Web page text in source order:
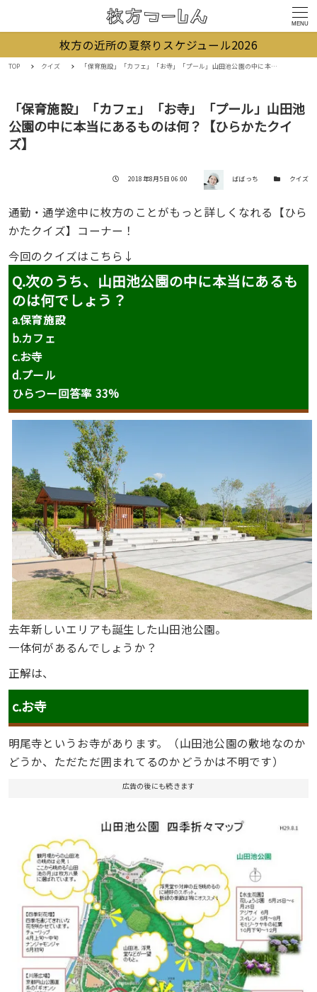
MENU
枚方の近所の夏祭りスケジュール2026
TOP クイズ 「保育施設」「カフェ」「お寺」「プール」山田池公園の中に本当にあるものは何？【ひらかたクイズ】
「保育施設」「カフェ」「お寺」「プール」山田池
公園の中に本当にあるものは何？【ひらかたクイ
ズ】
投稿日
2018年8月5日 06:00 著者 ばばっち カテゴリー
クイズ
通勤・通学途中に枚方のことがもっと詳しくなれる【ひら
かたクイズ】コーナー！
今回のクイズはこちら↓
Q.次のうち、山田池公園の中に本当にあるも
のは何でしょう？
a.保育施設
b.カフェ
c.お寺
d.プール
ひらつー回答率 33%
去年新しいエリアも誕生した山田池公園。
一体何があるんでしょうか？
正解は、
c.お寺
明尾寺というお寺があります。（山田池公園の敷地なのか
どうか、ただただ囲まれてるのかどうかは不明です）
広告の後にも続きます